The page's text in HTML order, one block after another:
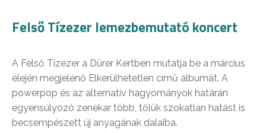
Felső Tízezer lemezbemutató koncert
A Felső Tízezer a Dürer Kertben mutatja be a március
elején megjelenő Elkerülhetetlen című albumát. A
powerpop és az alternatív hagyományok határán
egyensúlyozó zenekar több, tőlük szokatlan hatást is
becsempészett új anyagának dalaiba.